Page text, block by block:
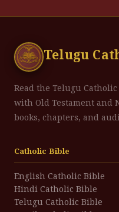
Telugu
Read the Telugu
with Old Testament and
books, chapters, and
Catholic Bible
English Catholic Bible
Hindi Catholic Bible
Telugu Catholic Bible